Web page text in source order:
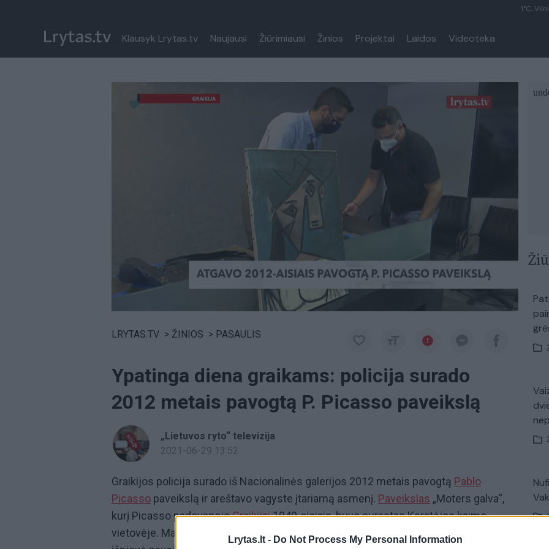
Lrytas.lt - Do Not Process My Personal Information
1°C,
Klausyk Lrytas.tv Naujausi Žiūrimiausi Žinios Projektai Laidos Videoteka
Paremkite Ukrainą
LRYTAS.TV > ŽINIOS > PASAULIS
Ypatinga diena graikams: policija surado
2012 metais pavogtą P. Picasso paveikslą
„Lietuvos ryto“ televizija
2021-06-29 13:52
Graikijos policija surado iš Nacionalinės galerijos 2012 metais pavogtą Pablo
Picasso paveikslą ir areštavo vagyste įtariamą asmenį. Paveikslas „Moters galva“,
kurį Picasso padovanojoGraikijai1949-aisiais, buvo surastas Keratėjos kaimo
vietovėje. Manoma, kad 2012 metų sausį į Nacionalinę galeriją įsilaužė du vyrai ir